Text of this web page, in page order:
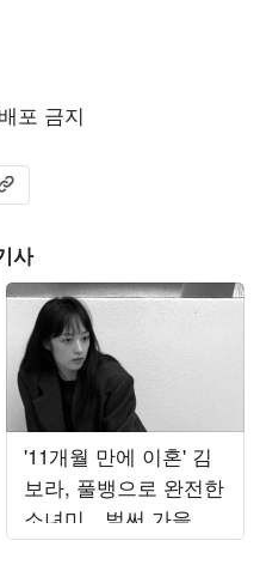
포 금지
기하기
복사
사
'11개월 만에 이혼' 김
보라, 풀뱅으로 완전한
소녀미…벌써 가을 준
비 들어갔나